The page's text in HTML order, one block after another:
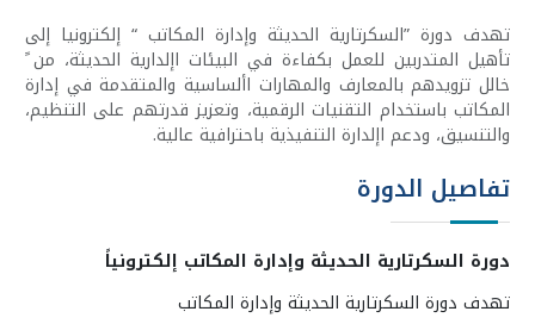
تهدف دورة ”السكرتارية الحديثة وإدارة المكاتب “ إلكترونيا إلى
تأهيل المتدربين للعمل بكفاءة في البيئات اإلدارية الحديثة، من ً
خالل تزويدهم بالمعارف والمهارات األساسية والمتقدمة في إدارة
المكاتب باستخدام التقنيات الرقمية، وتعزيز قدرتهم على التنظيم،
والتنسيق، ودعم اإلدارة التنفيذية باحترافية عالية.
تفاصيل الدورة
دورة السكرتارية الحديثة وإدارة المكاتب إلكترونياً
تهدف دورة السكرتارية الحديثة وإدارة المكاتب